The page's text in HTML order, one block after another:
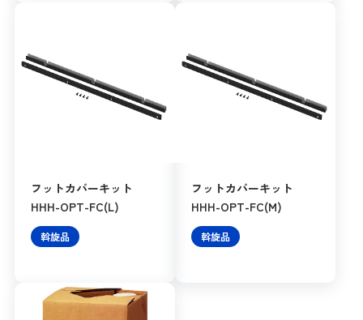
フットカバーキット
HHH-OPT-FC(L)
斡旋品
フットカバーキット
HHH-OPT-FC(M)
斡旋品